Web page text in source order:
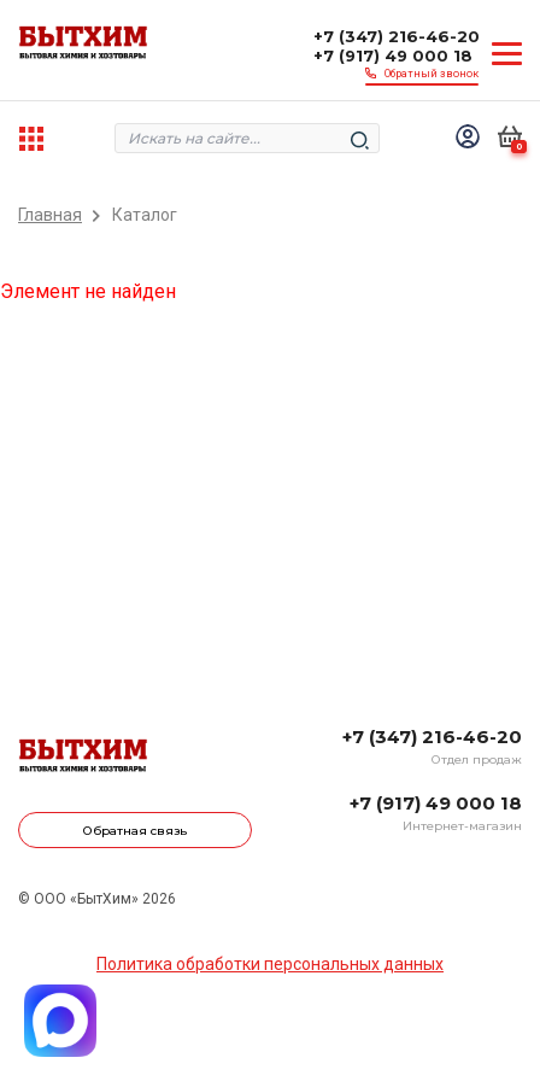
+7 (347) 216-46-20
+7 (917) 49 000 18
Обратный звонок
0
Главная Каталог
Элемент не найден
Обратная связь
+7 (347) 216-46-20
Отдел продаж
+7 (917) 49 000 18
Интернет-магазин
© ООО «БытХим» 2026
Политика обработки персональных данных